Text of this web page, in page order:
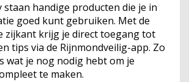
staan handige producten die je in
goed kunt gebruiken. Met de
zijkant krijg je direct toegang tot
tips via de Rijnmondveilig-app. Zo
wat je nog nodig hebt om je
te maken.